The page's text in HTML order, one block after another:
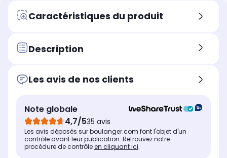
Caractéristiques du produit
Description
Les avis de nos clients
Note globale
4,7/535 avis
Les avis déposés sur boulanger.com font l'objet d'un
contrôle avant leur publication. Retrouvez notre
procédure de contrôleen cliquant ici.